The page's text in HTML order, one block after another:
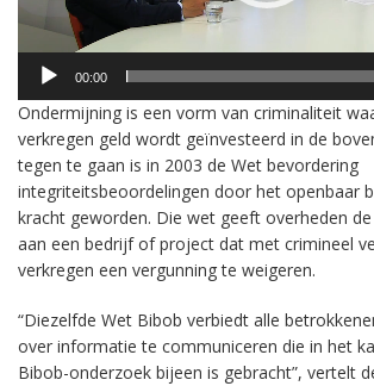
00:00
Ondermijning is een vorm van criminaliteit
verkregen geld wordt geïnvesteerd in de
tegen te gaan is in 2003 de Wet bevordering
integriteitsbeoordelingen door het openbaar
kracht geworden. Die wet geeft overheden
aan een bedrijf of project dat met crimineel
verkregen een vergunning te weigeren.
“Diezelfde Wet Bibob verbiedt alle
over informatie te communiceren die in het
Bibob-onderzoek bijeen is gebracht”, vertelt